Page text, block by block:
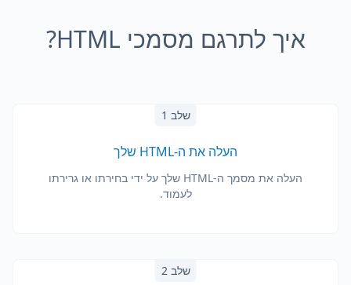
איך לתרגם מסמכי HTML?
שלב 1
העלה את ה-HTML שלך
העלה את מסמך ה-HTML שלך על ידי בחירתו או גרירתו
לעמוד.
שלב 2